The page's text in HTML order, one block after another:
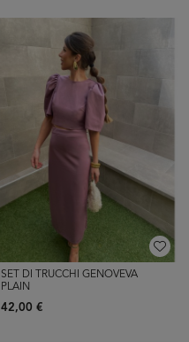
SET DI TRUCCHI GENOVEVA
PLAIN
42,00 €